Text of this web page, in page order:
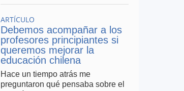
ARTÍCULO
Debemos acompañar a los
profesores principiantes si
queremos mejorar la
educación chilena
Hace un tiempo atrás me
preguntaron qué pensaba sobre el